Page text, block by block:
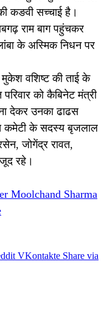
कङवी सच्चाई है।
राम बाग पहुंचकर
के अस्मिक निधन पर
वशिष्ट की ताई के
को कैबिनेट मंत्री
देकर उनका ढाढस
कमेटी के सदस्य बृजलाल
जोगेंद्र रावत,
रहे।
Moolchand Sharma
VKontakte Share via